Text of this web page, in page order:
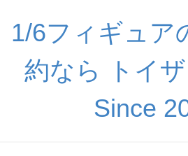
1/6フィギュア
約なら トイ
Since